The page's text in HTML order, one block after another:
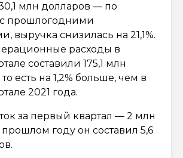
млн долларов — по
прошлогодними
выручка снизилась на 21,1%.
расходы в
составили 175,1 млн
есть на 1,2% больше, чем в
2021 года.
за первый квартал — 2 млн
году он составил 5,6